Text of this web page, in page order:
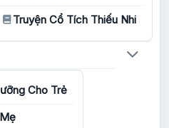
Truyện Cổ Tích Thiếu Nhi
Cho Trẻ